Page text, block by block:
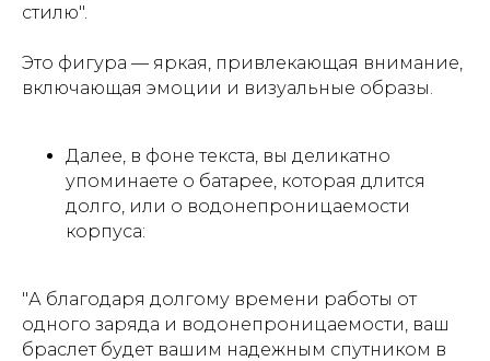
стилю".
Это фигура — яркая, привлекающая внимание,
включающая эмоции и визуальные образы.
Далее, в фоне текста, вы деликатно
упоминаете о батарее, которая длится
долго, или о водонепроницаемости
корпуса:
"А благодаря долгому времени работы от
одного заряда и водонепроницаемости, ваш
браслет будет вашим надежным спутником в